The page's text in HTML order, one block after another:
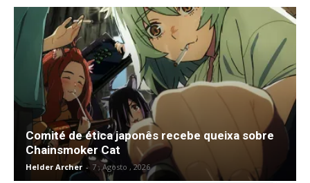
Comité de ética japonês recebe queixa sobre
Chainsmoker Cat
Helder Archer - 7 , Agosto , 2026